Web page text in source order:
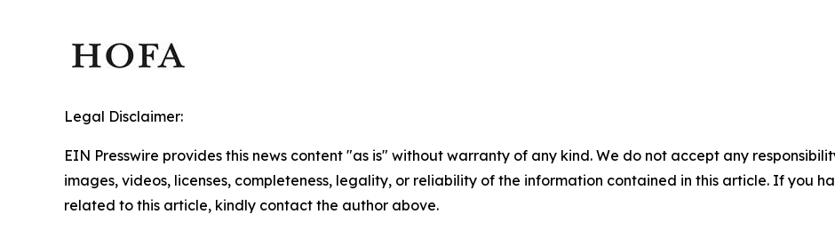
Legal Disclaimer:
EIN Presswire provides this news content "as is" without warranty of any kind. We do not accept any
images, videos, licenses, completeness, legality, or reliability of the information contained in this article. If you
related to this article, kindly contact the author above.